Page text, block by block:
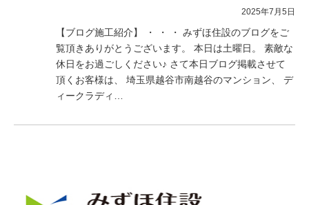
2025年7月5日
【ブログ施工紹介】 ・ ・ ・ みずほ住設のブログをご
覧頂きありがとうございます。 本日は土曜日。 素敵な
休日をお過ごしください♪ さて本日ブログ掲載させて
頂くお客様は、 埼玉県越谷市南越谷のマンション、 デ
ィークラディ…